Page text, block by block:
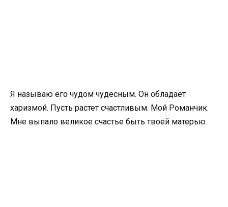
Я называю его чудом чудесным. Он обладает
харизмой. Пусть растет счастливым. Мой Романчик.
Мне выпало великое счастье быть твоей матерью.